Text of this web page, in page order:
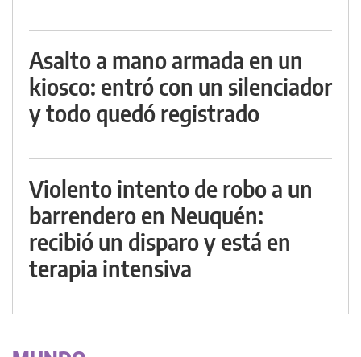
Asalto a mano armada en un
kiosco: entró con un silenciador
y todo quedó registrado
Violento intento de robo a un
barrendero en Neuquén:
recibió un disparo y está en
terapia intensiva